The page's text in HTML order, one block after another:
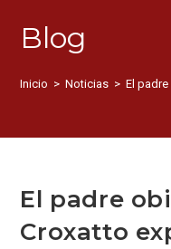
Blog
Inicio > Noticias > El
El padre
Croxatto